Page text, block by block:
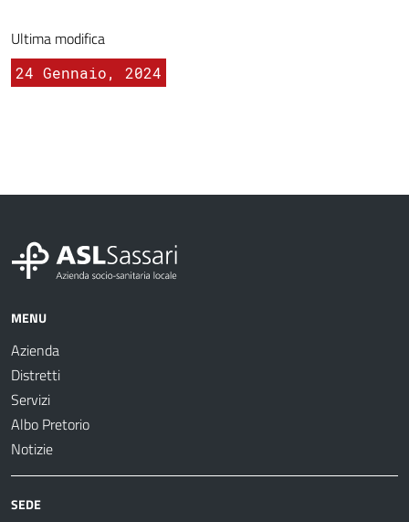
Ultima modifica
24 Gennaio, 2024
MENU
Azienda
Distretti
Servizi
Albo Pretorio
Notizie
SEDE